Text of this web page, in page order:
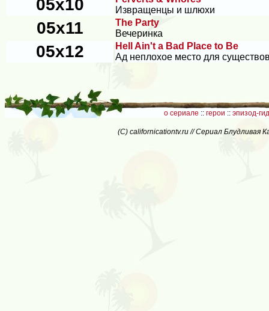
05x10
Извращенцы и шлюхи
05x11
The Party
Вечеринка
05x12
Hell Ain't a Bad Place to Be
Ад неплохое место для
о сериале ::герои ::эпизод-
(C) californicationtv.ru // Сериал Блудливая